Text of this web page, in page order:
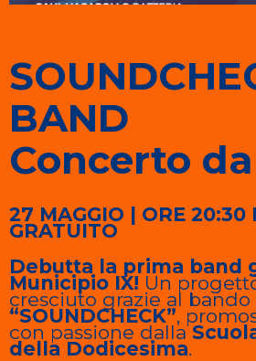
BAND
Concerto
27 MAGGIO | ORE 20:30
GRATUITO
Debutta la prima band
Municipio IX! Un
cresciuto grazie al bando
“SOUNDCHECK”,
con passione dalla
della Dodicesima.